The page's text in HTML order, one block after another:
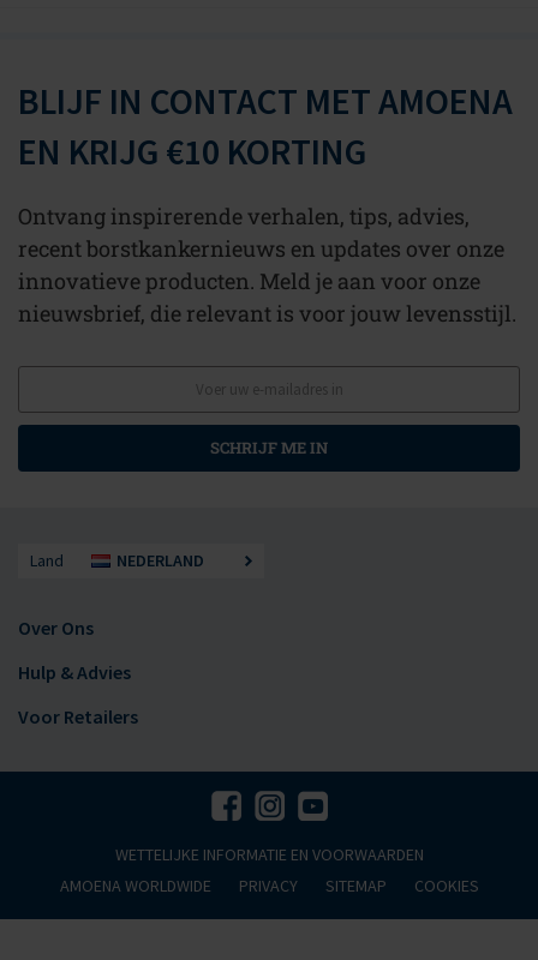
BLIJF IN CONTACT MET AMOENA
EN KRIJG €10 KORTING
Ontvang inspirerende verhalen, tips, advies,
recent borstkankernieuws en updates over onze
innovatieve producten. Meld je aan voor onze
nieuwsbrief, die relevant is voor jouw levensstijl.
SCHRIJF ME IN
Land NEDERLAND
Over Ons
Hulp & Advies
Voor Retailers
WETTELIJKE INFORMATIE EN VOORWAARDEN
AMOENA WORLDWIDE
PRIVACY SITEMAP COOKIES